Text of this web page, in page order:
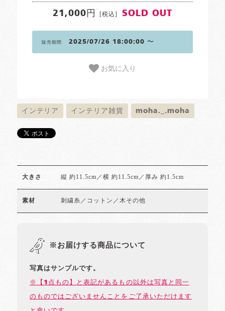
21,000円 [税込] SOLD OUT
販売期間 2025/07/26 18:00:00 〜
お気に入り
インテリア インテリア雑貨 moha._.moha
大きさ 縦 約11.5cm／横 約11.5cm／厚み 約1.5cm
素材 刺繍糸／コットン／木その他
※お届けする商品について
写真はサンプルです。
※【1点もの】と表記があるもの以外は写真と同一
のものではございませんことをご了承いただけます